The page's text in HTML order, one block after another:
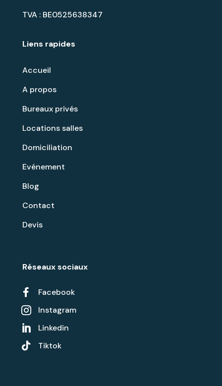
Réseaux sociaux
 Facebook
 Instagram

Linkedin

Tiktok
Liens rapides
Accueil
A propos
Bureaux privés
Locations salles
Domiciliation
Evénement
Blog
Contact
Devis
TVA : BE0525638347